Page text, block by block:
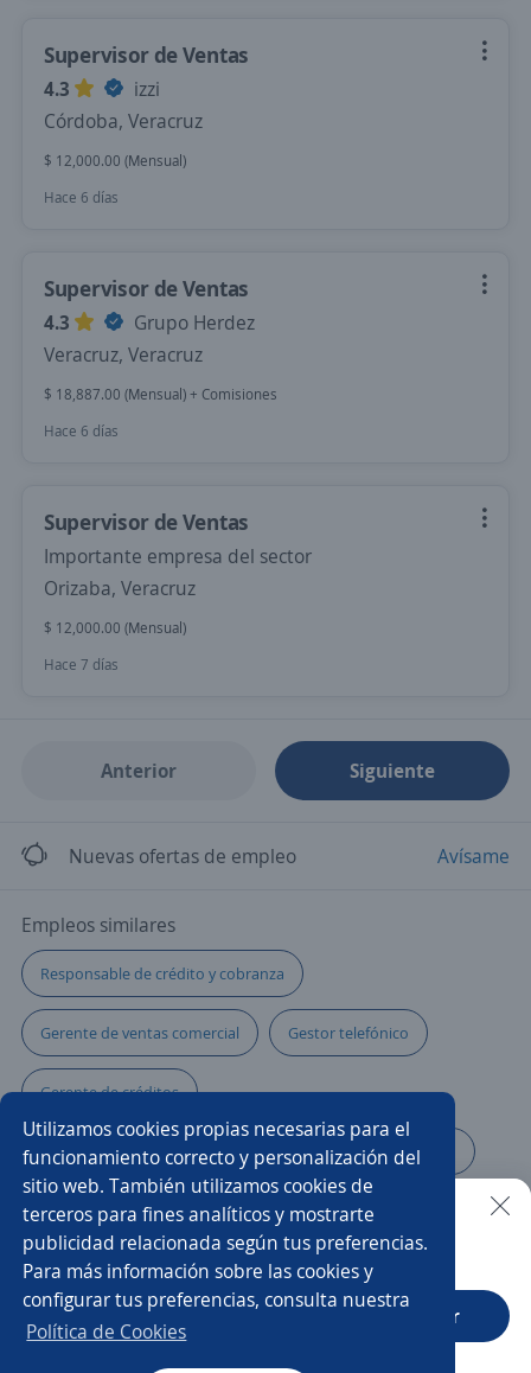
Utilizamos cookies propias necesarias para el
funcionamiento correcto y personalización del
sitio web. También utilizamos cookies de
terceros para fines analíticos y mostrarte
publicidad relacionada según tus preferencias.
Para más información sobre las cookies y
configurar tus preferencias, consulta nuestra
Política de Cookies
Supervisor de Ventas
4.3
izzi
Córdoba, Veracruz
$ 12,000.00 (Mensual)
Hace 6 días
Supervisor de Ventas
4.3
Grupo Herdez
Veracruz, Veracruz
$ 18,887.00 (Mensual) + Comisiones
Hace 6 días
Supervisor de Ventas
Importante empresa del sector
Orizaba, Veracruz
$ 12,000.00 (Mensual)
Hace 7 días
Anterior Siguiente
Nuevas ofertas de empleo Avísame
Empleos similares
Responsable de crédito y cobranza
Gerente de ventas comercial Gestor telefónico
Gerente de créditos
Gerente de ventas y atención a clientes Coordinación
Gerente de ventas agencia automotriz Gerente de tienda
Ejecutivo/a telefónico Administrador/a
Gerente financiero Chef
Buscar es más fácil en la app
CT App Abrir